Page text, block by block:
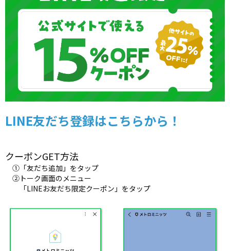
LINE友だち登録はこちらから！
クーポンGET方法
①「友だち追加」をタップ
②トーク画面のメニュー
「LINEお友だち限定クーポン」をタップ